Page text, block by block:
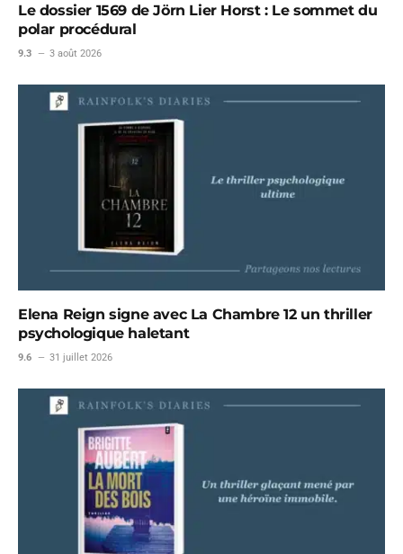
Le dossier 1569 de Jörn Lier Horst : Le sommet du
polar procédural
9.3 3 août 2026
Elena Reign signe avec La Chambre 12 un thriller
psychologique haletant
9.6 31 juillet 2026